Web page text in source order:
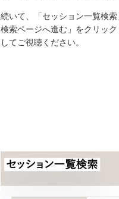
続いて、「セッション一覧検
検索ページへ進む」をクリッ
してご視聴ください。